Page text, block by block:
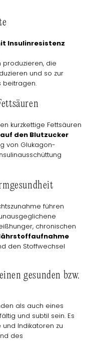
Insulinresistenz
produzieren, die
und so zur
beitragen.
kurzkettige Fettsäuren
den Blutzucker
von Glukagon-
führen
chronischen
den Stoffwechsel
gesunden bzw.
als auch eines
und subtil sein. Es
Indikatoren zu
des